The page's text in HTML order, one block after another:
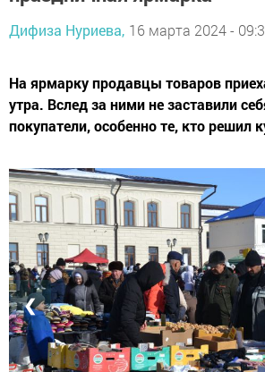
Дифиза Нуриева, 16 марта 2024 -
На ярмарку продавцы товаров
утра. Вслед за ними не заставили
покупатели, особенно те, кто решил
❮